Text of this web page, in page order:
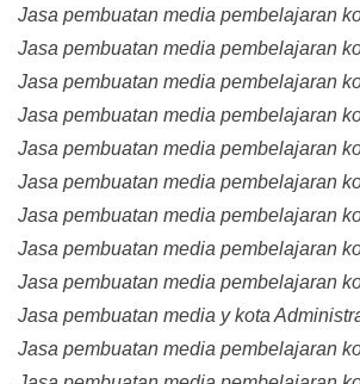
Jasa pembuatan media pembelajaran
Jasa pembuatan media pembelajaran
Jasa pembuatan media pembelajaran
Jasa pembuatan media pembelajaran
Jasa pembuatan media pembelajaran
Jasa pembuatan media pembelajaran
Jasa pembuatan media pembelajaran
Jasa pembuatan media pembelajaran
Jasa pembuatan media pembelajaran
Jasa pembuatan media y kota
Jasa pembuatan media pembelajaran